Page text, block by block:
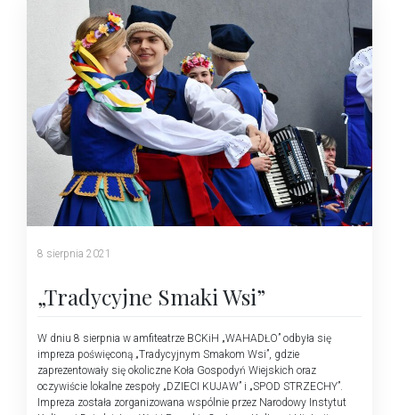
8 sierpnia 2021
„Tradycyjne Smaki Wsi”
W dniu 8 sierpnia w amfiteatrze BCKiH „WAHADŁO” odbyła się
impreza poświęconą „Tradycyjnym Smakom Wsi”, gdzie
zaprezentowały się okoliczne Koła Gospodyń Wiejskich oraz
oczywiście lokalne zespoły „DZIECI KUJAW” i „SPOD STRZECHY”.
Impreza została zorganizowana wspólnie przez Narodowy Instytut